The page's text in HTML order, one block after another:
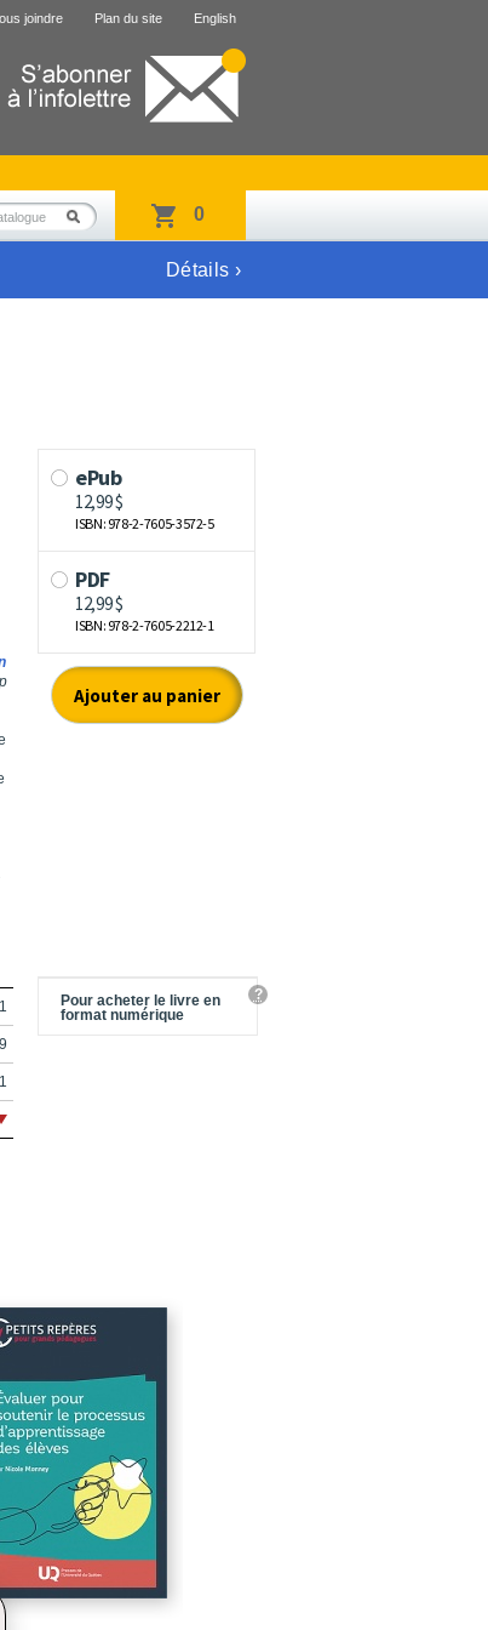
joindre Plan du site English
0
Détails ›
1
9
Pour acheter le livre en
format numérique
?